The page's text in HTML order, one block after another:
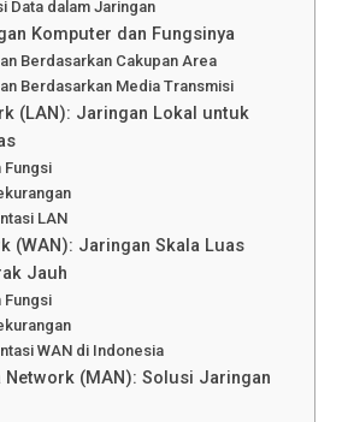
Data dalam Jaringan
Komputer dan Fungsinya
Berdasarkan Cakupan Area
Berdasarkan Media Transmisi
(LAN): Jaringan Lokal untuk
Fungsi
LAN
(WAN): Jaringan Skala Luas
Jauh
Fungsi
WAN di Indonesia
(MAN): Solusi Jaringan